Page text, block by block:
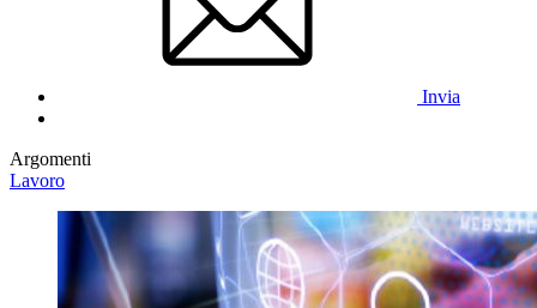
Invia
Argomenti
Lavoro